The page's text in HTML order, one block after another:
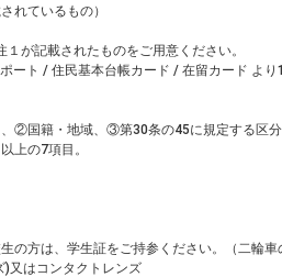
れているもの）
が記載されたものをご用意ください。
ート / 住民基本台帳カード / 在留カード より
②国籍・地域、③第30条の45に規定する区
上の7項目。
の方は、学生証をご持参ください。（二輪車
)又はコンタクトレンズ